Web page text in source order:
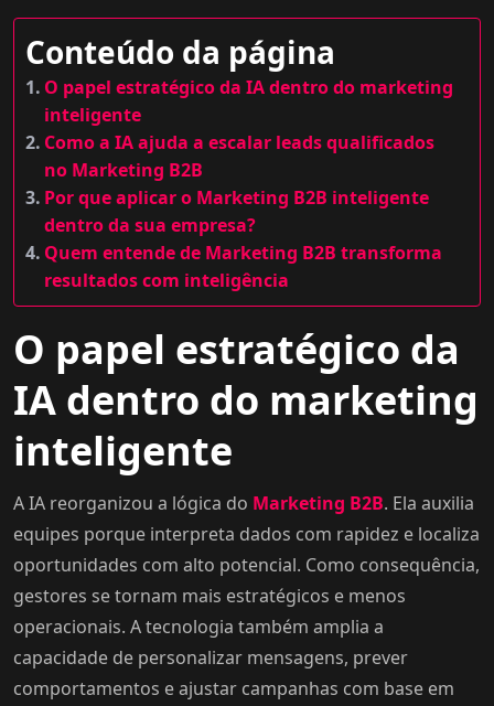
Conteúdo da página
O papel estratégico da IA dentro do marketing
inteligente
Como a IA ajuda a escalar leads qualificados
no Marketing B2B
Por que aplicar o Marketing B2B inteligente
dentro da sua empresa?
Quem entende de Marketing B2B transforma
resultados com inteligência
O papel estratégico da
IA dentro do marketing
inteligente
A IA reorganizou a lógica do Marketing B2B. Ela auxilia
equipes porque interpreta dados com rapidez e localiza
oportunidades com alto potencial. Como consequência,
gestores se tornam mais estratégicos e menos
operacionais. A tecnologia também amplia a
capacidade de personalizar mensagens, prever
comportamentos e ajustar campanhas com base em